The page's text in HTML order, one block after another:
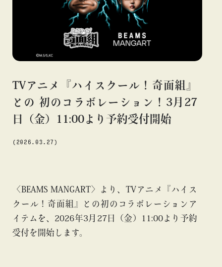
#アートが生まれるところ
#アートフェア
#エンタメ #ギャラリー
#ビームス カルチャー ト 高輪
#ビームス ジャパン
#ファッション
#フェニカ #マンガ
#モノ・カルチャ
#ライブ
#レコード #写真 #抽選販売 #漫画
#絵画
#美術館 #言葉 #連載 #音楽
TVアニメ『ハイスクール！奇面組』
との 初のコラボレーション！3月27
日（金）11:00より予約受付開始
(2026.03.27)
〈BEAMS MANGART〉より、TVアニメ『ハイス
クール！奇面組』との初のコラボレーションア
イテムを、2026年3月27日（金）11:00より予約
受付を開始します。